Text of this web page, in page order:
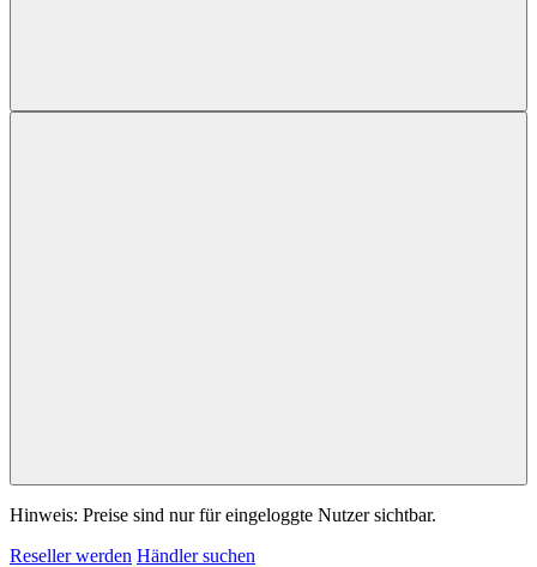
Hinweis: Preise sind nur für eingeloggte Nutzer sichtbar.
Reseller werden Händler suchen